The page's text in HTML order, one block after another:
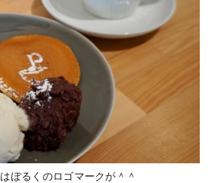
ぽるくのロゴマークが＾＾